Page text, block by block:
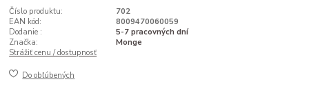
Číslo produktu:
702
EAN kód:
8009470060059
Dodanie :
5-7 pracovných dní
Značka:
Monge
Strážiť cenu / dostupnosť
Do obľúbených